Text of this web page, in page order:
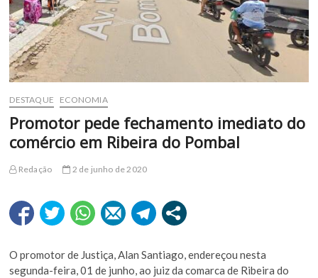
DESTAQUE ECONOMIA
Promotor pede fechamento imediato do
comércio em Ribeira do Pombal
Redação 2 de junho de 2020
O promotor de Justiça, Alan Santiago, endereçou nesta
segunda-feira, 01 de junho, ao juiz da comarca de Ribeira do